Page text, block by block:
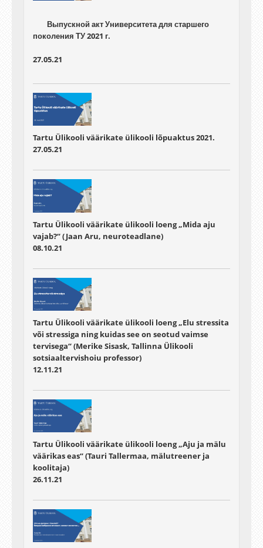
27.05.21
Tartu Ülikooli väärikate ülikooli lõpuaktus 2021.
27.05.21
Tartu Ülikooli väärikate ülikooli loeng „Mida aju
vajab?“ (Jaan Aru, neuroteadlane)
08.10.21
Tartu Ülikooli väärikate ülikooli loeng „Elu stressita
või stressiga ning kuidas see on seotud vaimse
tervisega“ (Merike Sisask, Tallinna Ülikooli
sotsiaaltervishoiu professor)
12.11.21
Tartu Ülikooli väärikate ülikooli loeng „Aju ja mälu
väärikas eas“ (Tauri Tallermaa, mälutreener ja
koolitaja)
26.11.21